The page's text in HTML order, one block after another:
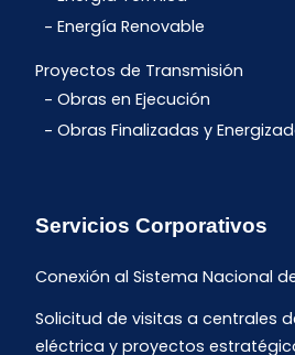
Energía Renovable
Proyectos de Transmisión
Obras en Ejecución
Obras Finalizadas y
Servicios Corporativos
Conexión al Sistema Nacional
Solicitud de visitas a centrales
eléctrica y proyectos